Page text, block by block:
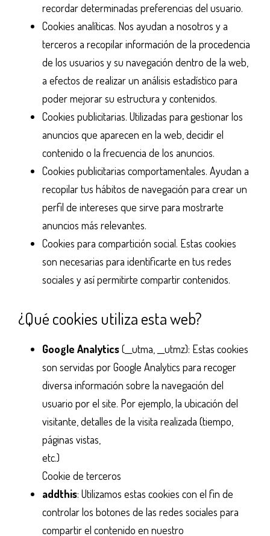
recordar determinadas preferencias del usuario.
Cookies analíticas. Nos ayudan a nosotros y a
terceros a recopilar información de la procedencia
de los usuarios y su navegación dentro de la web,
a efectos de realizar un análisis estadístico para
poder mejorar su estructura y contenidos.
Cookies publicitarias. Utilizadas para gestionar los
anuncios que aparecen en la web, decidir el
contenido o la frecuencia de los anuncios.
Cookies publicitarias comportamentales. Ayudan a
recopilar tus hábitos de navegación para crear un
perfil de intereses que sirve para mostrarte
anuncios más relevantes.
Cookies para compartición social. Estas cookies
son necesarias para identificarte en tus redes
sociales y así permitirte compartir contenidos.
¿Qué cookies utiliza esta web?
Google Analytics(__utma, __utmz): Estas cookies
son servidas por Google Analytics para recoger
diversa información sobre la navegación del
usuario por el site. Por ejemplo, la ubicación del
visitante, detalles de la visita realizada (tiempo,
páginas vistas,
etc.)
Cookie de terceros
addthis: Utilizamos estas cookies con el fin de
controlar los botones de las redes sociales para
compartir el contenido en nuestro